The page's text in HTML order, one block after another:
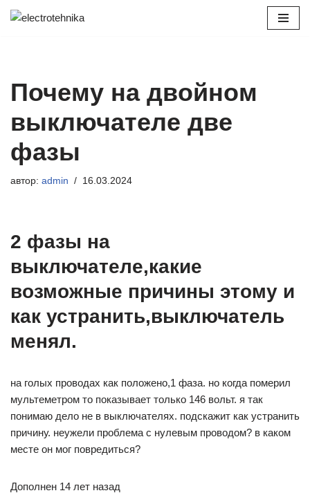
Почему на двойном
выключателе две
фазы
автор: admin 16.03.2024
2 фазы на
выключателе,какие
возможные причины этому и
как устранить,выключатель
менял.
на голых проводах как положено,1 фаза. но когда померил
мультеметром то показывает только 146 вольт. я так
понимаю дело не в выключателях. подскажит как устранить
причину. неужели проблема с нулевым проводом? в каком
месте он мог повредиться?
Дополнен 14 лет назад